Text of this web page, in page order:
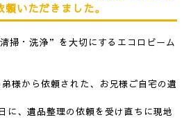
いただきました。
掃・洗浄”を大切にするエコロビーム
様から依頼された、お兄様ご自宅の遺
に、遺品整理の依頼を受け直ちに現地